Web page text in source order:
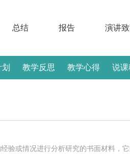
总结 报告 演讲
教学反思 教学心得 说课
验或情况进行分析研究的书面材料，